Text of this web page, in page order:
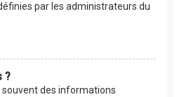
par les administrateurs du
?
des informations